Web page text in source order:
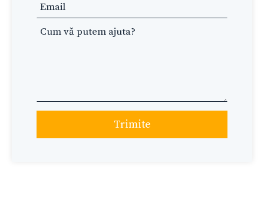
blank
Trimite